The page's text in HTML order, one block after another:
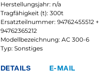
Herstellungsjahr: n/a
Tragfähigkeit (t): 300t
Ersatzteilnummer: 94762455512 +
94762365212
Modellbezeichnung: AC 300-6
Typ: Sonstiges
DETAILS E-MAIL